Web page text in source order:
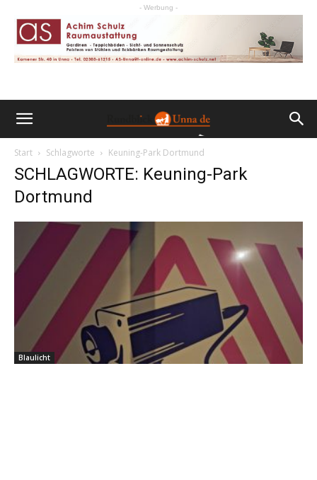
- Werbung -
Start Schlagworte Keuning-Park Dortmund
SCHLAGWORTE: Keuning-Park
Dortmund
Blaulicht